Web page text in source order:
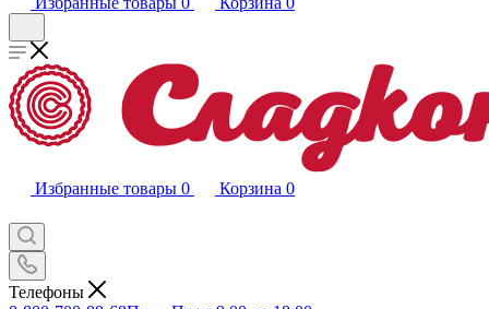
Избранные товары 0 Корзина 0
Телефоны